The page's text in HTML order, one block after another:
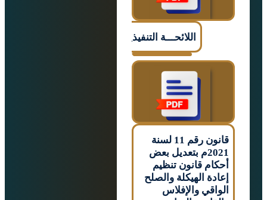
اللائحـــة التنفيذيـــــة
قانون رقم 11 لسنة
2021م بتعديل بعض
قانون تنظيم
الهيكلة والصلح
والإفلاس